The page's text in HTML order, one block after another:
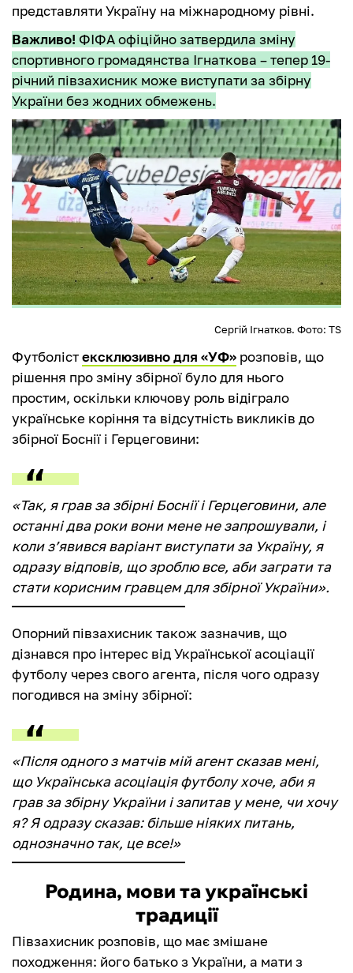
представляти Україну на міжнародному рівні.
Важливо! ФІФА офіційно затвердила зміну
спортивного громадянства Ігнаткова – тепер 19-
річний півзахисник може виступати за збірну
України без жодних обмежень.
Сергій Ігнатков. Фото: TS
Футболістексклюзивно для «УФ» розповів, що
рішення про зміну збірної було для нього
простим, оскільки ключову роль відіграло
українське коріння та відсутність викликів до
збірної Боснії і Герцеговини:
«Так, я грав за збірні Боснії і Герцеговини, але
останні два роки вони мене не запрошували, і
коли з’явився варіант виступати за Україну, я
одразу відповів, що зроблю все, аби заграти та
стати корисним гравцем для збірної України».
Опорний півзахисник також зазначив, що
дізнався про інтерес від Української асоціації
футболу через свого агента, після чого одразу
погодився на зміну збірної:
«Після одного з матчів мій агент сказав мені,
що Українська асоціація футболу хоче, аби я
грав за збірну України і запитав у мене, чи хочу
я? Я одразу сказав: більше ніяких питань,
однозначно так, це все!»
Родина, мови та українські
традиції
Півзахисник розповів, що має змішане
походження: його батько з України, а мати з